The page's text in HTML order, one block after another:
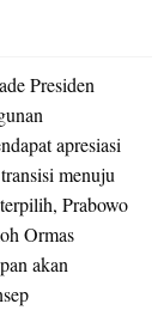
Presiden
apresiasi
menuju
Prabowo
Ormas
akan